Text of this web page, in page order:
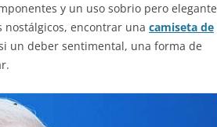
y un uso sobrio pero elegante
nostálgicos, encontrar una camiseta de
un deber sentimental, una forma de